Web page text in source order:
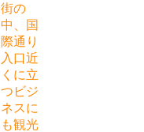
街の
中、国
際通り
入口近
くに立
つビジ
ネスに
も観光